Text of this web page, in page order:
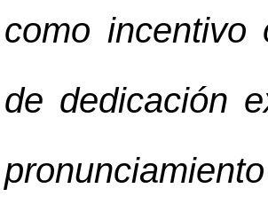
como incentivo
de dedicación